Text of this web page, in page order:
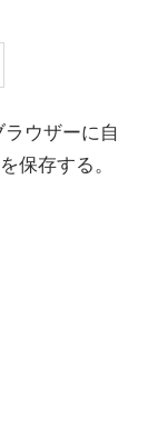
ウザーに自
保存する。